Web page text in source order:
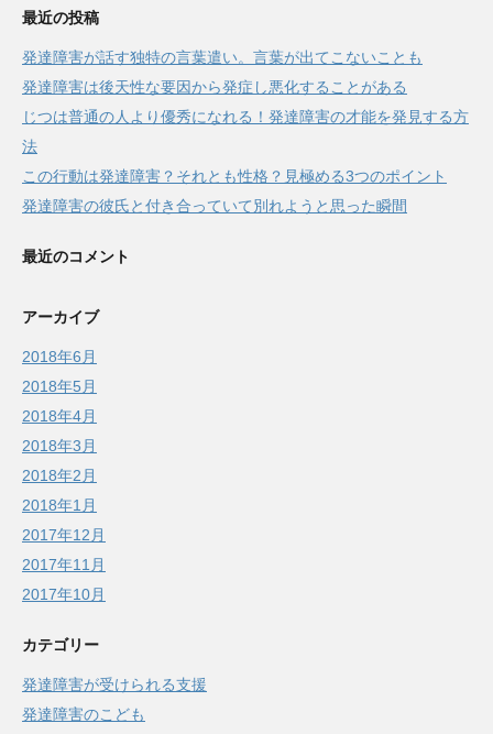
最近の投稿
発達障害が話す独特の言葉遣い。言葉が出てこないことも
発達障害は後天性な要因から発症し悪化することがある
じつは普通の人より優秀になれる！発達障害の才能を発見する方
法
この行動は発達障害？それとも性格？見極める3つのポイント
発達障害の彼氏と付き合っていて別れようと思った瞬間
最近のコメント
アーカイブ
2018年6月
2018年5月
2018年4月
2018年3月
2018年2月
2018年1月
2017年12月
2017年11月
2017年10月
カテゴリー
発達障害が受けられる支援
発達障害のこども